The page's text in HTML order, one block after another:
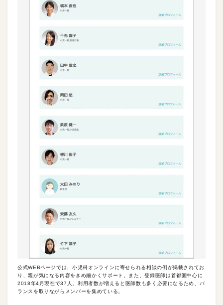
公式WEBページでは、小児科オンラインに寄せられる相談の例が掲載されてお
り、親が気になる内容をきめ細かくサポート。また、登録医師は首都圏中心に
2018年4月現在で37人。利用者数が増えると医師数も多く必要になるため、バ
ランスを取りながらメンバーを集めている。